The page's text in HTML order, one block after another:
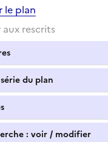
le plan
rescrits
du plan
: voir / modifier